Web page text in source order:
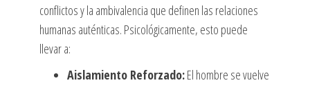
conflictos y la ambivalencia que definen las relaciones
humanas auténticas. Psicológicamente, esto puede
llevar a:
Aislamiento Reforzado:El hombre se vuelve